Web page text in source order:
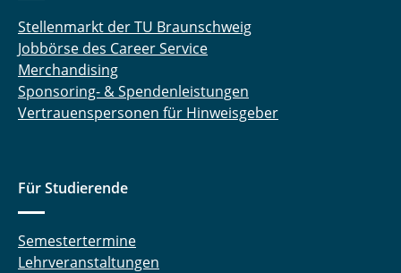
Stellenmarkt der TU Braunschweig
Jobbörse des Career Service
Merchandising
Sponsoring- & Spendenleistungen
Vertrauenspersonen für Hinweisgeber
Für Studierende
Semestertermine
Lehrveranstaltungen